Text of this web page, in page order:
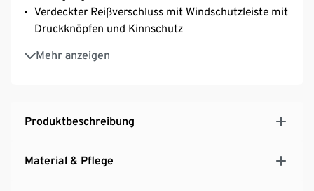
Verdeckter Reißverschluss mit Windschutzleiste mit
Druckknöpfen und Kinnschutz
Mehr anzeigen
Hochgeschlossener Kragen mit verstellbarer
Kapuze durch Kordelzug
Ösen zur Belüftung unter den Achseln
Hinten länger geschnitten mit Gehschlitz
Produktbeschreibung
Material & Pflege